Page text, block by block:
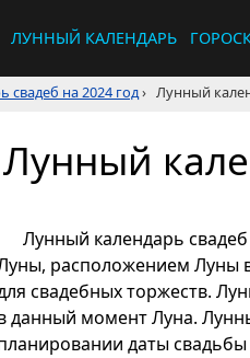
ЛУННЫЙ КАЛЕНДАРЬ
свадеб на 2024 год› Лунный
Лунный
Лунный календарь
расположением Луны
свадебных торжеств.
данный момент Луна.
даты